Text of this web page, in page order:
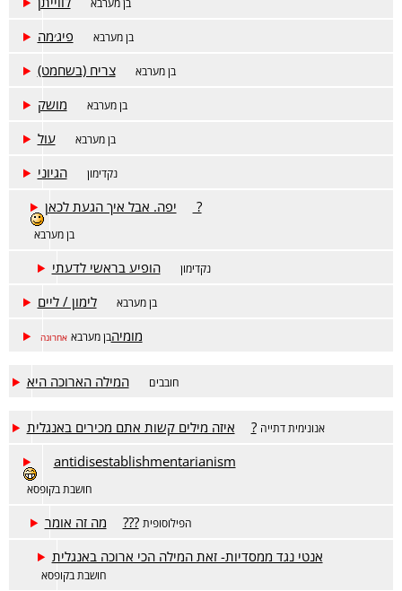
פיג׳מה בן מערבא
צריח (בשחמט) בן מערבא
מושק בן מערבא
עול בן מערבא
הגיוני נקדימון
יפה. אבל איך הגעת לכאן ?
בן מערבא
הופיע בראשי לדעתי נקדימון
לימון / ליים בן מערבא
מומיהבן מערבא אחרונה
המילה הארוכה היא חובבים
איזה מילים קשות אתם מכירים באנגלית? אנונימית דתייה
antidisestablishmentarianism
חושבת בקופסא
מה זה אומר??? הפילוסופית
אנטי נגד ממסדיות- זאת המילה הכי ארוכה באנגלית
חושבת בקופסא